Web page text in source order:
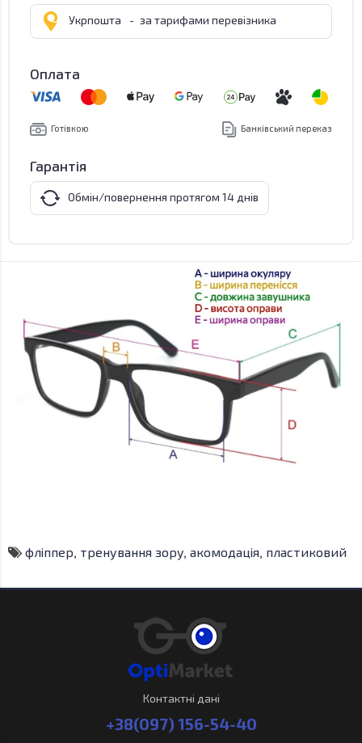
Укрпошта - за тарифами перевізника
Оплата
Готівкою Банківський переказ
Гарантія
Обмін/повернення протягом 14 днів
фліппер, тренування зору, акомодація, пластиковий
Контактні дані
+38(097) 156-54-40